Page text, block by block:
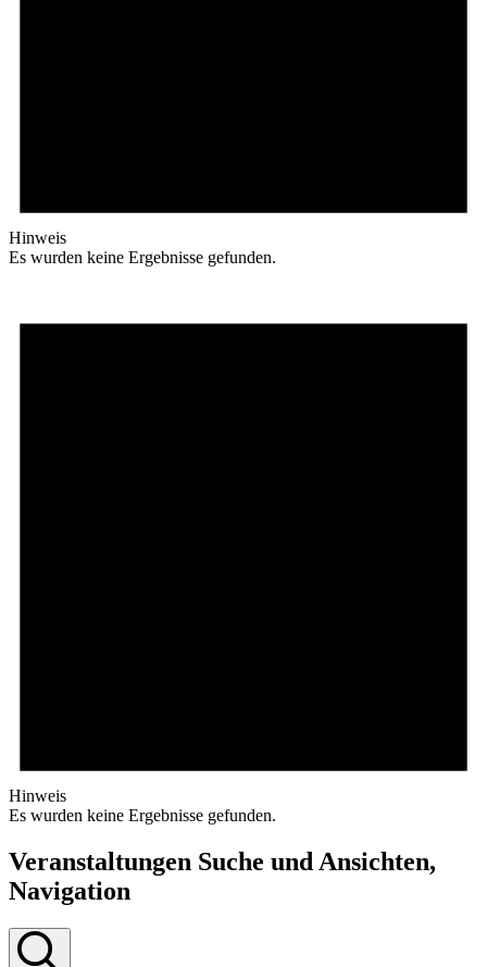
Hinweis
Es wurden keine Ergebnisse gefunden.
Hinweis
Es wurden keine Ergebnisse gefunden.
Veranstaltungen Suche und Ansichten,
Navigation